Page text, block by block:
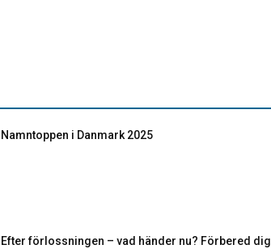
Namntoppen i Danmark 2025
Efter förlossningen – vad händer nu? Förbered dig